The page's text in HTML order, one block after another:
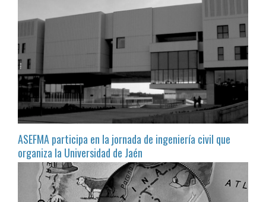
ASEFMA participa en la jornada de ingeniería civil que
organiza la Universidad de Jaén